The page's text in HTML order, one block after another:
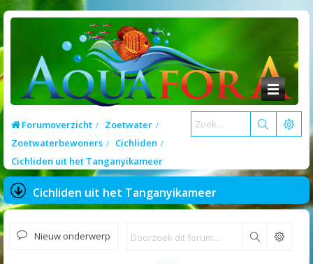
Forumoverzicht
Zoetwater
Zoetwaterbewoners
Cichliden
Cichliden uit het Tanganyikameer
Cichliden uit het Tanganyikameer
Nieuw onderwerp Zoek